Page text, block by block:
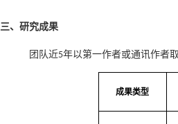
三、研究成果
团队近5年以第一作者或通讯作者
成果类型